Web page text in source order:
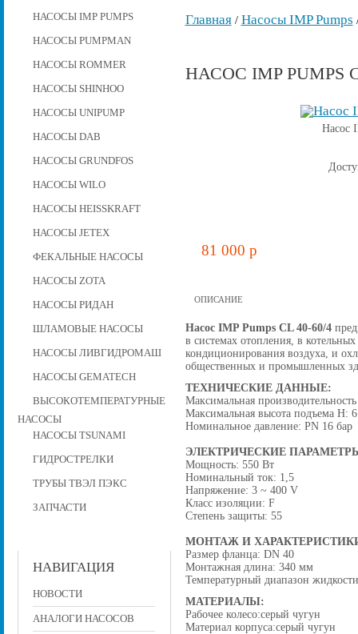
НАСОСЫ IMP PUMPS
НАСОСЫ PUMPMAN
НАСОСЫ ROMMER
НАСОСЫ SHINHOO
НАСОСЫ UNIPUMP
НАСОСЫ DAB
НАСОСЫ GRUNDFOS
НАСОСЫ WILO
НАСОСЫ HEISSKRAFT
НАСОСЫ JETEX
ФЕКАЛЬНЫЕ НАСОСЫ
НАСОСЫ ZOTA
НАСОСЫ РИДАН
ШЛАМОВЫЕ НАСОСЫ
НАСОСЫ ЛИВГИДРОМАШ
НАСОСЫ GEMATECH
ВЫСОКОТЕМПЕРАТУРНЫЕ
НАСОСЫ
НАСОСЫ TSUNAMI
ГИДРОСТРЕЛКИ
ТРУБЫ ТВЭЛ ПЭКС
ЗАПЧАСТИ
НАВИГАЦИЯ
НОВОСТИ
АНАЛОГИ НАСОСОВ
Главная/ Насосы IMP Pumps
НАСОС IMP PUMPS
Насос
81 000 p
ОПИСАНИЕ
Насос IMP Pumps CL 40-60/4
в системах отопления, в
кондиционирования воздуха, и
общественных и промышленных
ТЕХНИЧЕСКИЕ ДАННЫЕ:
Максимальная
Максимальная высота подъема H:
Номинальное давление: PN 16 бар
ЭЛЕКТРИЧЕСКИЕ
Мощность: 550 Вт
Номинальный ток: 1,5
Напряжение: 3 ~ 400 V
Класс изоляции: F
Степень защиты: 55
МОНТАЖ И
Размер фланца: DN 40
Монтажная длина: 340 мм
Температурный диапазон
МАТЕРИАЛЫ:
Рабочее колесо:серый чугун
Материал корпуса:серый чугун